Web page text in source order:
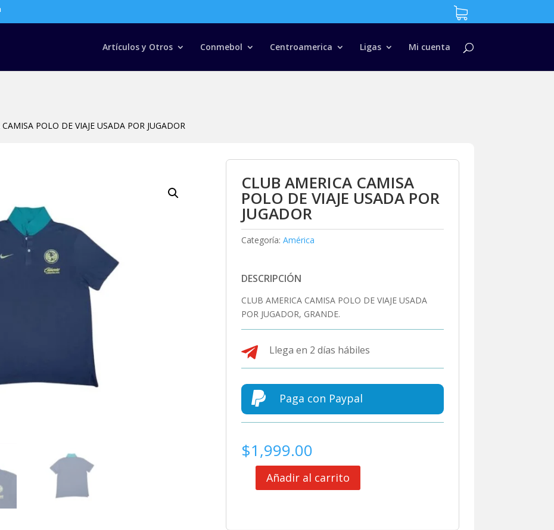
Artículos y Otros Conmebol Centroamerica Ligas Mi cuenta
Búsqueda
productos
POLO DE VIAJE USADA POR JUGADOR
CLUB AMERICA CAMISA
POLO DE VIAJE USADA POR
JUGADOR
Categoría: América
DESCRIPCIÓN
CLUB AMERICA CAMISA POLO DE VIAJE USADA
POR JUGADOR, GRANDE.
 Llega en 2 días hábiles
 Paga con Paypal
$1,999.00
Añadir al carrito